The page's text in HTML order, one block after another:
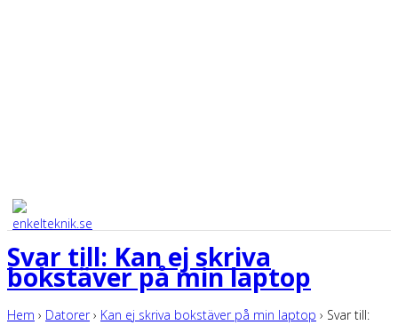
Svar till: Kan ej skriva
bokstäver på min laptop
Hem › Datorer › Kan ej skriva bokstäver på min laptop › Svar till: